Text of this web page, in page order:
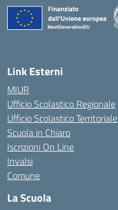
Link Esterni
MIUR
Ufficio Scolastico Regionale
Ufficio Scolastico Territoriale
Scuola in Chiaro
Iscrizioni On Line
Invalsi
Comune
La Scuola